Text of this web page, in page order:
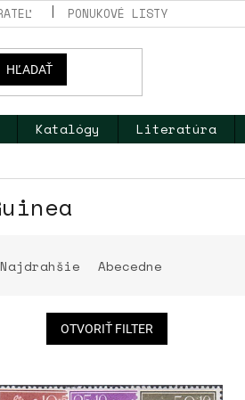
PONUKOVÉ LISTY
HĽADAŤ
Katalógy Literatúra
Najdrahšie Abecedne
OTVORIŤ FILTER